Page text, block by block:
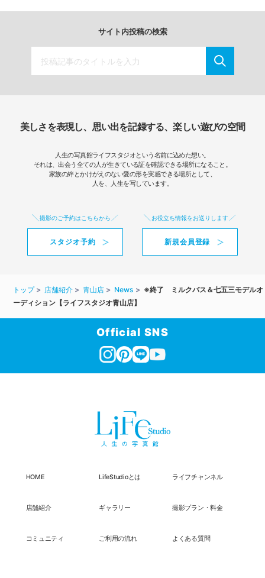
サイト内投稿の検索
美しさを表現し、思い出を記録する、楽しい遊びの空間
人生の写真館ライフスタジオという名前に込めた想い。
それは、出会う全ての人が生きている証を確認できる場所になること。
家族の絆とかけがえのない愛の形を実感できる場所として、
人を、人生を写しています。
撮影のご予約はこちらから
スタジオ予約
お役立ち情報をお送りします
新規会員登録
トップ 店舗紹介 青山店 News
※終了 ミルクバス＆七五三モデルオ
ーディション【ライフスタジオ青山店】
Official SNS
HOME LifeStudioとは ライフチャンネル
店舗紹介 ギャラリー 撮影プラン・料金
コミュニティ ご利用の流れ よくある質問